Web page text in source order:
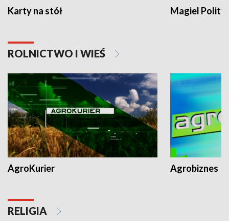
Karty na stół Magiel
ROLNICTWO I WIEŚ
AgroKurier Agrobiznes
RELIGIA